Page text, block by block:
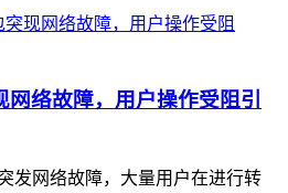
络故障，用户操作受阻引
发网络故障，大量用户在进行转